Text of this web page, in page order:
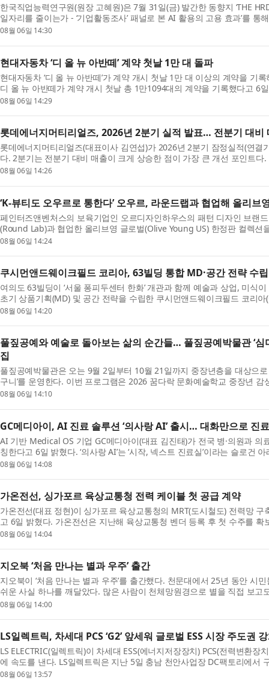
한국직업능력연구원(원장 고혜원)은 7월 31일(금) 발간한 동향지 ‘THE
일자리를 줄이는가 - ‘기업활동조사’ 패널로 본 AI 활용의 고용 효과’를
08월 06일 14:30
현대자동차 ‘디 올 뉴 아반떼’ 계약 첫날 1만 대 돌파
현대자동차 ‘디 올 뉴 아반떼’가 계약 개시 첫날 1만 대 이상의 계약을 기
디 올 뉴 아반떼가 계약 개시 첫날 총 1만1094대의 계약을 기록했다고 6
08월 06일 14:29
롯데에너지머티리얼즈, 2026년 2분기 실적 발표… 전분기 대비
롯데에너지머티리얼즈(대표이사 김연섭)가 2026년 2분기 잠정실적(연
다. 2분기는 전분기 대비 매출이 크게 상승한 점이 가장 큰 개선 포인트
롯데에...
08월 06일 14:26
‘K-뷰티도 오우르로 통한다’ 오우르, 라운드랩과 협업해 올리브
페인터즈앤벤처스의 보육기업인 오르디자인하우스의 패턴 디자인 브랜
(Round Lab)과 협업한 올리브영 글로벌(Olive Young US) 한정판 컬렉
결합된...
08월 06일 14:24
쿠시먼앤드웨이크필드 코리아, 63빌딩 통합 MD·공간 전략 수
여의도 63빌딩이 ‘서울 퐁피두센터 한화’ 개관과 함께 예술과 상업, 미식
초기 상품기획(MD) 및 공간 전략을 수립한 쿠시먼앤드웨이크필드 코리
칙과 ...
08월 06일 14:20
풀짚공예와 예술로 돌아보는 삶의 순간들… 풀짚공예박물관 ‘
집
풀짚공예박물관은 오는 9월 2일부터 10월 21일까지 중장년층을 대상으
구니’를 운영한다. 이번 프로그램은 2026 꿈다락 문화예술학교 중장년
참여...
08월 06일 14:10
GC메디아이, AI 진료 솔루션 ‘의사랑 AI’ 출시… 대화만으로 진
AI 기반 Medical OS 기업 GC메디아이(대표 김진태)가 전국 병·의원과 의
칭한다고 6일 밝혔다. ‘의사랑 AI’는 ‘시작, 넥스트 진료실’이라는 슬로건
08월 06일 14:08
가온전선, 싱가포르 육상교통청 전력 케이블 첫 공급 계약
가온전선(대표 정현)이 싱가포르 육상교통청의 MRT(도시철도) 전력망
고 6일 밝혔다. 가온전선은 지난해 육상교통청 벤더 등록 후 첫 수주를
를 ...
08월 06일 14:04
지오북 ‘처음 만나는 별과 우주’ 출간
지오북이 ‘처음 만나는 별과 우주’를 출간했다. 천문대에서 25년 동안 시
쉬운 사실 하나를 깨달았다. 많은 사람이 천체망원경으로 별을 직접 보
는...
08월 06일 14:00
LS일렉트릭, 차세대 PCS ‘G2’ 앞세워 글로벌 ESS 시장 주도권
LS ELECTRIC(일렉트릭)이 차세대 ESS(에너지저장장치) PCS(전력변환
에 속도를 낸다. LS일렉트릭은 지난 5일 충남 천안사업장 DC팩토리에서
데 ‘...
08월 06일 13:57